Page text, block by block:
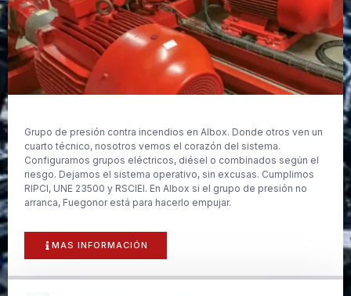
Grupo de presión contra incendios en Albox. Donde otros ven un
cuarto técnico, nosotros vemos el corazón del sistema.
Configuramos grupos eléctricos, diésel o combinados según el
riesgo. Dejamos el sistema operativo, sin excusas. Cumplimos
RIPCI, UNE 23500 y RSCIEI. En Albox si el grupo de presión no
arranca, Fuegonor está para hacerlo empujar.
MAS INFORMACIÓN